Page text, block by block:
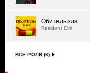
Обитель зла
Resident Evil
ВСЕ РОЛИ (6)